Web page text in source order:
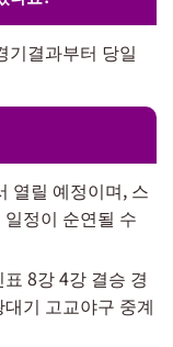
기결과부터 당일
열릴 예정이며, 스
정이 순연될 수
8강 4강 결승 경
기 고교야구 중계